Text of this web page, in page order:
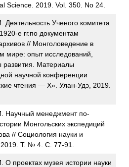
Science. 2019. Vol. 350. No 24.
Деятельность Ученого комитета
е гг.по документам
// Монголоведение в
мире: опыт исследований,
развития. Материалы
научной конференции
чтения — X». Улан-Удэ, 2019.
Научный менеджмент по-
Монгольских экспедиций
// Социология науки и
2019. Т. № 4. С. 77-91.
О проектах музея истории науки